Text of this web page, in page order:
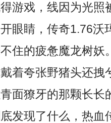
游戏，线因为光照
眼睛，传奇1.76沃
住的疲惫魔龙树妖
着夸张野猪头还拽
面獠牙的那颗长长
发现了什么，热血